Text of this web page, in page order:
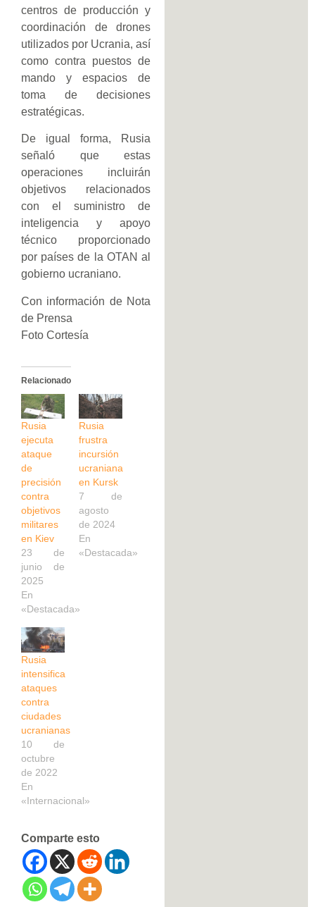
centros de producción y
coordinación de drones
utilizados por Ucrania, así
como contra puestos de
mando y espacios de
toma de decisiones
estratégicas.
De igual forma, Rusia
señaló que estas
operaciones incluirán
objetivos relacionados
con el suministro de
inteligencia y apoyo
técnico proporcionado
por países de la OTAN al
gobierno ucraniano.
Con información de Nota
de Prensa
Foto Cortesía
Relacionado
Rusia
ejecuta
ataque
de
precisión
contra
objetivos
militares
en Kiev
23 de
junio de
2025
En
«Destacada»
Rusia
frustra
incursión
ucraniana
en Kursk
7 de
agosto
de 2024
En
«Destacada»
Rusia
intensifica
ataques
contra
ciudades
ucranianas
10 de
octubre
de 2022
En
«Internacional»
Comparte esto